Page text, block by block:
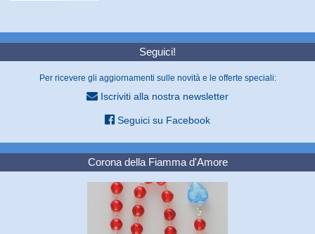
Seguici!
Per ricevere gli aggiornamenti sulle novità e le offerte speciali:
Iscriviti alla nostra newsletter
Seguici su Facebook
Corona della Fiamma d'Amore